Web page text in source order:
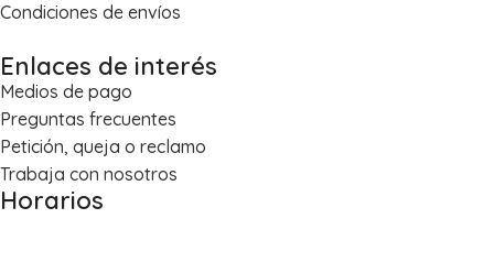
Condiciones de envíos
Enlaces de interés
Medios de pago
Preguntas frecuentes
Petición, queja o reclamo
Trabaja con nosotros
Horarios